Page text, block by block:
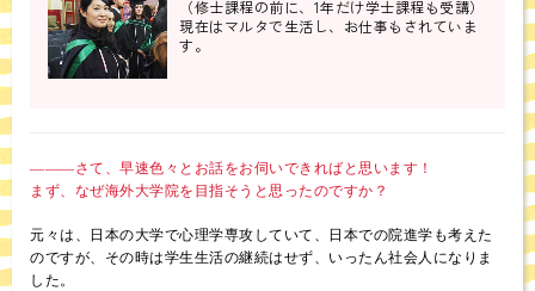
（修士課程の前に、1年だけ学士課程も受講）
現在はマルタで生活し、お仕事もされていま
す。
―――さて、早速色々とお話をお伺いできればと思います！
まず、なぜ海外大学院を目指そうと思ったのですか？
元々は、日本の大学で心理学専攻していて、日本での院進学も考えた
のですが、その時は学生生活の継続はせず、いったん社会人になりま
した。